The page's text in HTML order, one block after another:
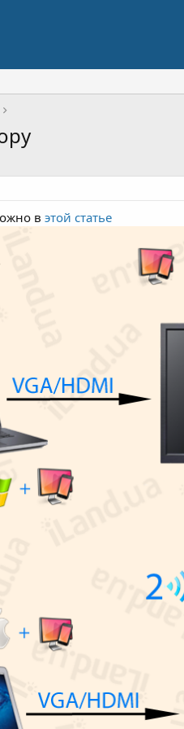
в этой статье